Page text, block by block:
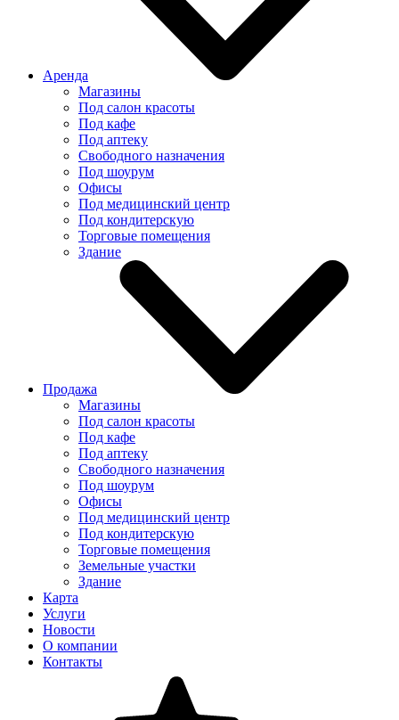
Аренда
Магазины
Под салон красоты
Под кафе
Под аптеку
Свободного назначения
Под шоурум
Офисы
Под медицинский центр
Под кондитерскую
Торговые помещения
Здание
Продажа
Магазины
Под салон красоты
Под кафе
Под аптеку
Свободного назначения
Под шоурум
Офисы
Под медицинский центр
Под кондитерскую
Торговые помещения
Земельные участки
Здание
Карта
Услуги
Новости
О компании
Контакты